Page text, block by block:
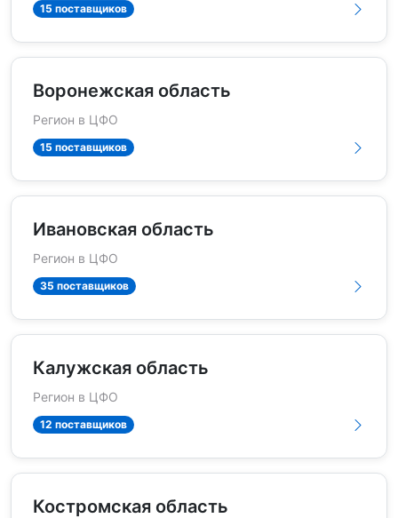
15 поставщиков
Воронежская область
Регион в ЦФО
15 поставщиков
Ивановская область
Регион в ЦФО
35 поставщиков
Калужская область
Регион в ЦФО
12 поставщиков
Костромская область